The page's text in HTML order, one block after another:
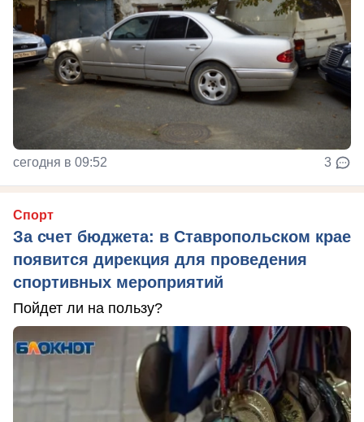
сегодня в 09:52 3
Спорт
За счет бюджета: в Ставропольском крае
появится дирекция для проведения
спортивных мероприятий
Пойдет ли на пользу?